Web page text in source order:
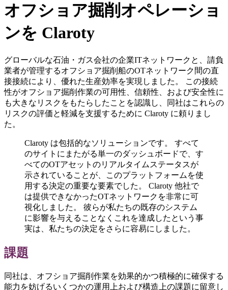
オフショア掘削オペレーショ
ンを Claroty
グローバルな石油・ガス会社の企業ITネットワークと、請負
業者が管理するオフショア掘削船のOTネットワーク間の直
接接続により、優れた生産効率を実現しました。 この接続
性がオフショア掘削作業の可用性、信頼性、および安全性に
も大きなリスクをもたらしたことを認識し、同社はこれらの
リスクの評価と軽減を支援するために Claroty に頼りまし
た。
Claroty は包括的なソリューションです。 すべて
のサイトにまたがる単一のダッシュボードで、す
べてのOTアセットのリアルタイムステータスが
示されていることが、このプラットフォームを使
用する決定の重要な要素でした。 Claroty 他社で
は提供できなかったOTネットワークを非常に可
視化しました。 彼らが私たちの既存のシステム
に影響を与えることなくこれを達成したという事
実は、私たちの決定をさらに容易にしました。
課題
同社は、オフショア掘削作業を効果的かつ積極的に確保する
能力を妨げるいくつかの運用上および構造上の課題に留意し